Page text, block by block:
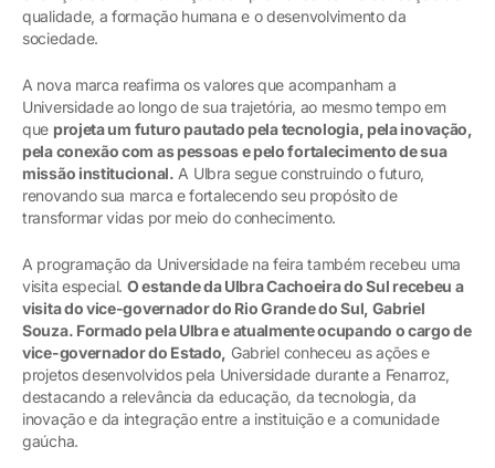
qualidade, a formação humana e o desenvolvimento da
sociedade.
A nova marca reafirma os valores que acompanham a
Universidade ao longo de sua trajetória, ao mesmo tempo em
que projeta um futuro pautado pela tecnologia, pela inovação,
pela conexão com as pessoas e pelo fortalecimento de sua
missão institucional. A Ulbra segue construindo o futuro,
renovando sua marca e fortalecendo seu propósito de
transformar vidas por meio do conhecimento.
A programação da Universidade na feira também recebeu uma
visita especial. O estande da Ulbra Cachoeira do Sul recebeu a
visita do vice-governador do Rio Grande do Sul, Gabriel
Souza. Formado pela Ulbra e atualmente ocupando o cargo de
vice-governador do Estado, Gabriel conheceu as ações e
projetos desenvolvidos pela Universidade durante a Fenarroz,
destacando a relevância da educação, da tecnologia, da
inovação e da integração entre a instituição e a comunidade
gaúcha.